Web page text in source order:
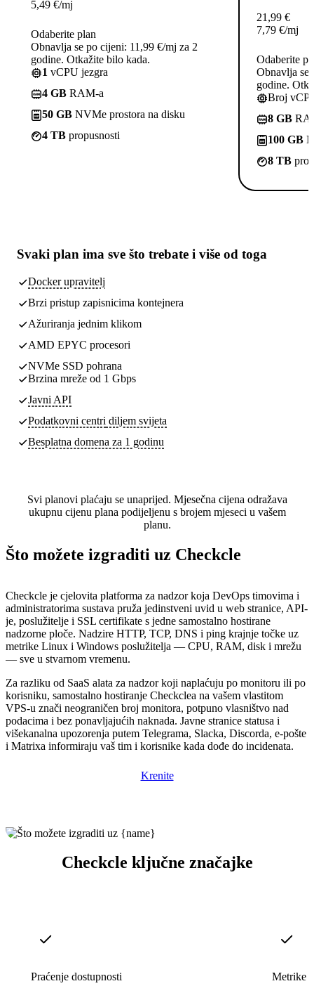
5,49 €/mj
Odaberite plan
Obnavlja se po cijeni: 11,99 €/mj za 2
godine. Otkažite bilo kada.
1 vCPU jezgra
4 GB RAM-a
50 GB NVMe prostora na disku
4 TB propusnosti
21,99 €
7,79 €/mj
Odaberite
Obnavlja se
godine.
Broj
8 GB
100 GB
8 TB
Svaki plan ima sve što trebate i više od toga
Docker upravitelj
Brzi pristup zapisnicima kontejnera
Ažuriranja jednim klikom
AMD EPYC procesori
NVMe SSD pohrana
Brzina mreže od 1 Gbps
Javni API
Podatkovni centri diljem svijeta
Besplatna domena za 1 godinu
Svi planovi plaćaju se unaprijed. Mjesečna cijena odražava
ukupnu cijenu plana podijeljenu s brojem mjeseci u vašem
planu.
Što možete izgraditi uz Checkcle
Checkcle je cjelovita platforma za nadzor koja DevOps timovima i
administratorima sustava pruža jedinstveni uvid u web stranice, API-
je, poslužitelje i SSL certifikate s jedne samostalno hostirane
nadzorne ploče. Nadzire HTTP, TCP, DNS i ping krajnje točke uz
metrike Linux i Windows poslužitelja — CPU, RAM, disk i mrežu
— sve u stvarnom vremenu.
Za razliku od SaaS alata za nadzor koji naplaćuju po monitoru ili po
korisniku, samostalno hostiranje Checkclea na vašem vlastitom
VPS-u znači neograničen broj monitora, potpuno vlasništvo nad
podacima i bez ponavljajućih naknada. Javne stranice statusa i
višekanalna upozorenja putem Telegrama, Slacka, Discorda, e-pošte
i Matrixa informiraju vaš tim i korisnike kada dođe do incidenata.
Krenite
Checkcle ključne značajke
Praćenje dostupnosti Metrike